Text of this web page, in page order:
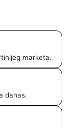
marketa.
danas.